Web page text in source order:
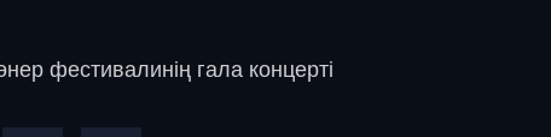
фестивалинің гала концерті